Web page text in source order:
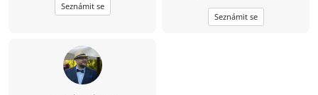
Seznámit se
Seznámit se